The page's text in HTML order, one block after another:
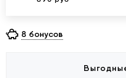
8 бонусов